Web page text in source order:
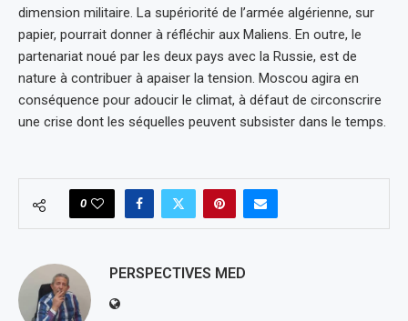
dimension militaire. La supériorité de l’armée algérienne, sur
papier, pourrait donner à réfléchir aux Maliens. En outre, le
partenariat noué par les deux pays avec la Russie, est de
nature à contribuer à apaiser la tension. Moscou agira en
conséquence pour adoucir le climat, à défaut de circonscrire
une crise dont les séquelles peuvent subsister dans le temps.
0
PERSPECTIVES MED